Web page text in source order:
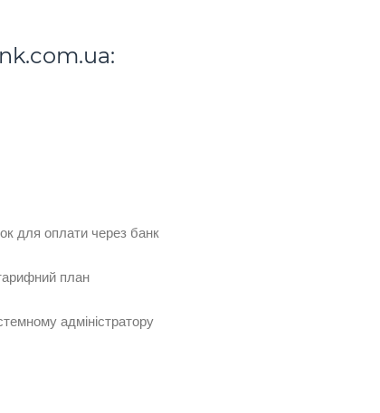
для оплати через банк
план
адміністратору